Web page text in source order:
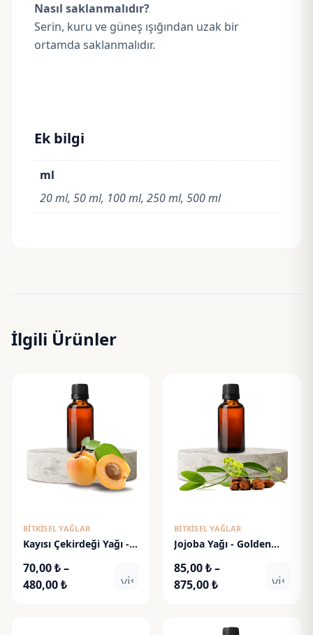
Nasıl saklanmalıdır?
Serin, kuru ve güneş ışığından uzak bir
ortamda saklanmalıdır.
Ek bilgi
ml
20 ml, 50 ml, 100 ml, 250 ml, 500 ml
İlgili Ürünler
BITKISEL YAĞLAR
Kayısı Çekirdeği Yağı -
70,00₺–
480,00₺Fiyat
visibility
BITKISEL YAĞLAR
Jojoba Yağı - Golden
85,00₺–
875,00₺Fiyat